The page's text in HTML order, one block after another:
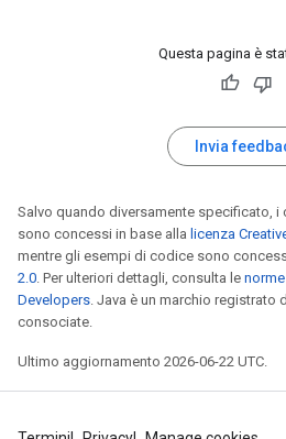
Questa pagina è
Invia
Salvo quando diversamente specificato, i
sono concessi in base alla licenza
mentre gli esempi di codice sono
2.0. Per ulteriori dettagli, consulta le
Developers. Java è un marchio registrato
consociate.
Ultimo aggiornamento 2026-06-22 UTC.